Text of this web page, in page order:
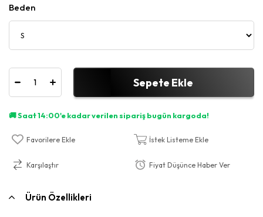
Beden
Favorilere Ekle İstek Listeme Ekle
Karşılaştır Fiyat Düşünce Haber Ver
Ürün Özellikleri